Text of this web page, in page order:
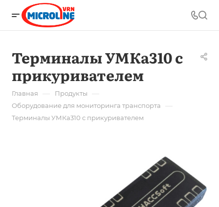
Терминалы УМКа310 c
прикуривателем
Главная — Продукты —
Оборудование для мониторинга транспорта —
Терминалы УМКа310 c прикуривателем